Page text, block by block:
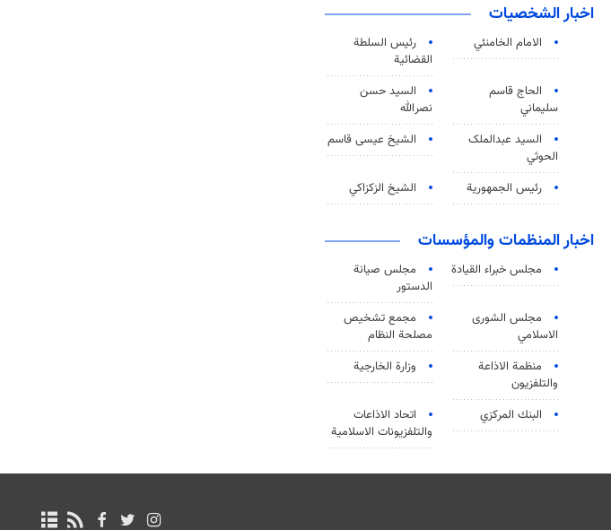
اخبار الشخصيات
الامام الخامنئي
رئیس السلطة
القضائیة
الحاج قاسم
سليماني
السيد حسن
نصرالله
السید عبدالملک
الحوثي
الشيخ عيسى قاسم
رئيس الجمهورية الشيخ الزكزاكي
اخبار المنظمات والمؤسسات
مجلس خبراء القيادة
مجلس صيانة
الدستور
مجلس الشورى
الاسلامي
مجمع تشخيص
مصلحة النظام
منظمة الاذاعة
والتلفزیون
وزارة الخارجية
البنك المركزي
اتحاد الاذاعات
والتلفزيونات الاسلامية